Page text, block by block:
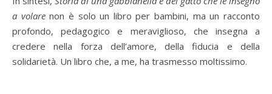
a volarenon è solo un libro per bambini, ma un racconto
profondo, pedagogico e meraviglioso, che insegna a
credere nella forza dell’amore, della fiducia e della
solidarietà. Un libro che, a me, ha trasmesso moltissimo.